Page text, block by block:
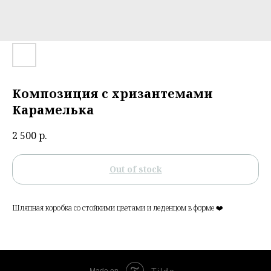
Композиция с хризантемами
Карамелька
2 500р.
Out of stock
Шляпная коробка со стойкими цветами и леденцом в форме ❤️